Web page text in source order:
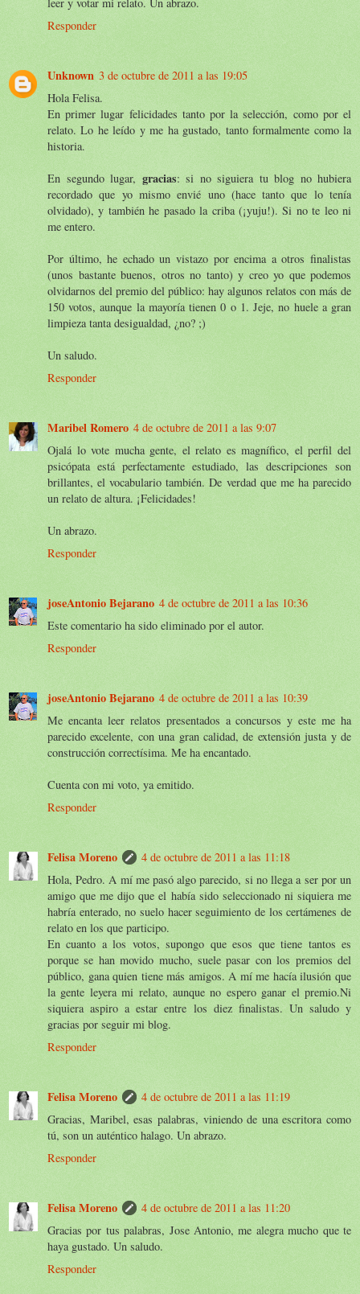
Responder
Unknown 3 de octubre de 2011 a las 19:05
Hola Felisa.
En primer lugar felicidades tanto por la selección, como por el
relato. Lo he leído y me ha gustado, tanto formalmente como la
historia.
En segundo lugar, gracias: si no siguiera tu blog no hubiera
recordado que yo mismo envié uno (hace tanto que lo tenía
olvidado), y también he pasado la criba (¡yuju!). Si no te leo ni
me entero.
Por último, he echado un vistazo por encima a otros finalistas
(unos bastante buenos, otros no tanto) y creo yo que podemos
olvidarnos del premio del público: hay algunos relatos con más de
150 votos, aunque la mayoría tienen 0 o 1. Jeje, no huele a gran
limpieza tanta desigualdad, ¿no? ;)
Un saludo.
Responder
Maribel Romero 4 de octubre de 2011 a las 9:07
Ojalá lo vote mucha gente, el relato es magnífico, el perfil del
psicópata está perfectamente estudiado, las descripciones son
brillantes, el vocabulario también. De verdad que me ha parecido
un relato de altura. ¡Felicidades!
Un abrazo.
Responder
joseAntonio Bejarano 4 de octubre de 2011 a las 10:36
Este comentario ha sido eliminado por el autor.
Responder
joseAntonio Bejarano 4 de octubre de 2011 a las 10:39
Me encanta leer relatos presentados a concursos y este me ha
parecido excelente, con una gran calidad, de extensión justa y de
construcción correctísima. Me ha encantado.
Cuenta con mi voto, ya emitido.
Responder
Felisa Moreno
4 de octubre de 2011 a las 11:18
Hola, Pedro. A mí me pasó algo parecido, si no llega a ser por un
amigo que me dijo que el había sido seleccionado ni siquiera me
habría enterado, no suelo hacer seguimiento de los certámenes de
relato en los que participo.
En cuanto a los votos, supongo que esos que tiene tantos es
porque se han movido mucho, suele pasar con los premios del
público, gana quien tiene más amigos. A mí me hacía ilusión que
la gente leyera mi relato, aunque no espero ganar el premio.Ni
siquiera aspiro a estar entre los diez finalistas. Un saludo y
gracias por seguir mi blog.
Responder
Felisa Moreno
4 de octubre de 2011 a las 11:19
Gracias, Maribel, esas palabras, viniendo de una escritora como
tú, son un auténtico halago. Un abrazo.
Responder
Felisa Moreno
4 de octubre de 2011 a las 11:20
Gracias por tus palabras, Jose Antonio, me alegra mucho que te
haya gustado. Un saludo.
Responder